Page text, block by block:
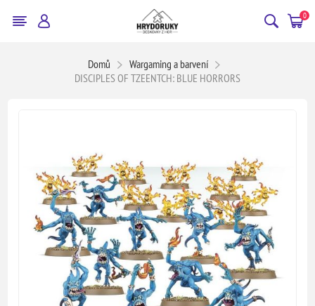
0
Domů
Wargaming a barvení
DISCIPLES OF TZEENTCH: BLUE HORRORS